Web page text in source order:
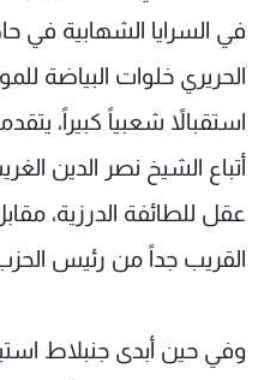
في السرايا الشهابية في
الحريري خلوات البياضة
استقبالاً شعبياً كبيراً،
أتباع الشيخ نصر الدين
عقل للطائفة الدرزية،
القريب جداً من رئيس
وفي حين أبدى جنبلاط